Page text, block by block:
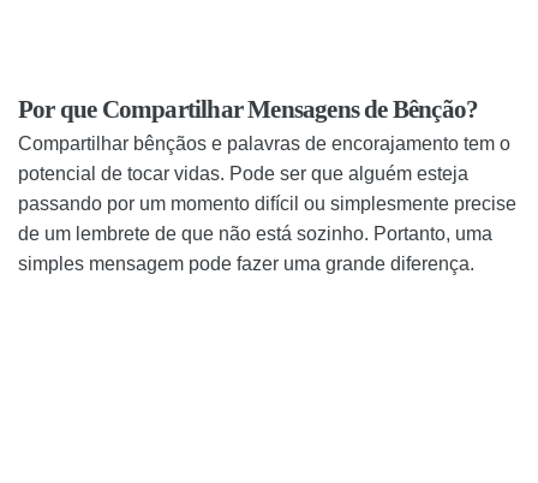
Por que Compartilhar Mensagens de Bênção?
Compartilhar bênçãos e palavras de encorajamento tem o
potencial de tocar vidas. Pode ser que alguém esteja
passando por um momento difícil ou simplesmente precise
de um lembrete de que não está sozinho. Portanto, uma
simples mensagem pode fazer uma grande diferença.